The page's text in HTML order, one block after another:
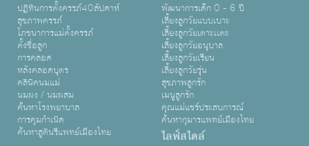
ปฏิทินการตั้งครรภ์40สัปดาห์
สุขภาพครรภ์
โภชนาการแม่ตั้งครรภ์
ตั้งชื่อลูก
การคลอด
หลังคลอดบุตร
คลินิคนมแม่
นมผง / นมผสม
ค้นหาโรงพยาบาล
การคุมกำเนิด
ค้นหาสูตินรีแพทย์เมืองไทย
พัฒนาการเด็ก 0 - 6 ปี
เลี้ยงลูกวัยแบบเบาะ
เลี้ยงลูกวัยเตาะเเตะ
เลี้ยงลูกวัยอนุบาล
เลี้ยงลูกวัยเรียน
เลี้ยงลูกวัยรุ่น
สุขภาพลูกรัก
เมนูลูกรัก
คุณแม่แชร์ประสบการณ์
ค้นหากุมารแพทย์เมืองไทย
ไลฟ์สไตล์